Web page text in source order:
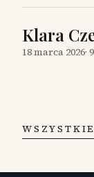
Klara
18 marca 2026·